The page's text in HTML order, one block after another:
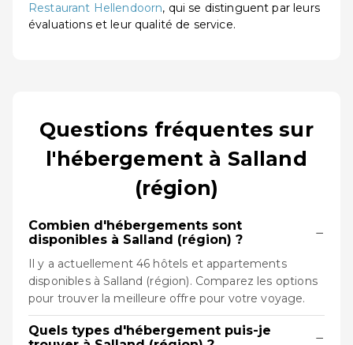
Restaurant Hellendoorn, qui se distinguent par leurs
évaluations et leur qualité de service.
Questions fréquentes sur
l'hébergement à Salland
(région)
Combien d'hébergements sont
disponibles à Salland (région) ?
−
Il y a actuellement 46 hôtels et appartements
disponibles à Salland (région). Comparez les options
pour trouver la meilleure offre pour votre voyage.
Quels types d'hébergement puis-je
−